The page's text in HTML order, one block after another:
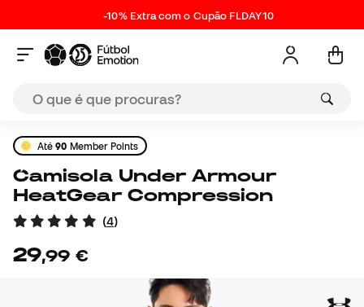
-10% Extra com o Cupão FLDAY10
Até90 Member Points
Camisola Under Armour
HeatGear Compression
(4)
29,99 €